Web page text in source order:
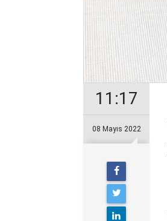
11:17
08 Mayıs 2022